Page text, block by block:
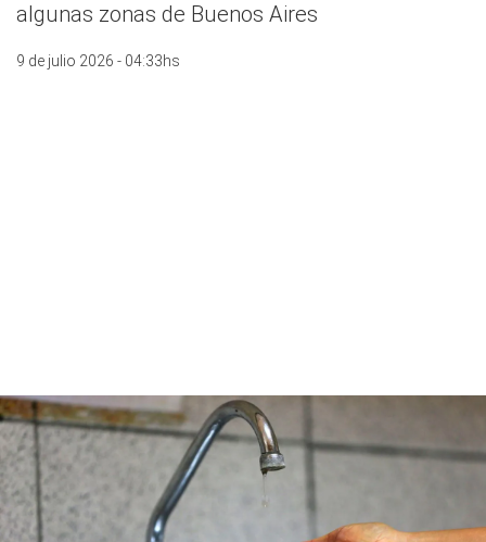
algunas zonas de Buenos Aires
9 de julio 2026 - 04:33hs